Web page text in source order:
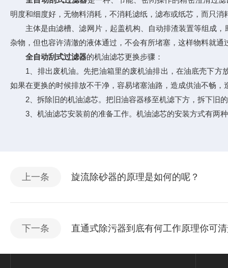
明度和细度好，无物料消耗，不消耗滤纸，滤布或纸芯，而只
主体是由滤槽、滤网片，起盖机构、自动排渣装置等组成，
杂物，但也容许清澈的液体通过，不会有所堵塞，这样物料就
全自动刮式过滤器的机油滤芯更换步骤：
1、排出废机油。先把油箱里的废机油排出，在油底壳下方
如果在更换的时候排放不干净，容易堵塞油路，造成供油不畅，
2、拆除旧的机油滤芯。把旧油容器移至机滤下方，拆下旧
3、机油滤芯安装前的准备工作。机油滤芯的安装方式有两
上一条 旋流除砂器的原理是如何的呢？
下一条 直通式除污器到底有何工作原理你可